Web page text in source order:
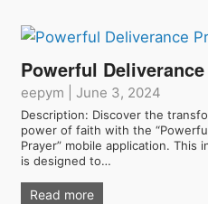
Powerful
eepym June 3, 2024
Description: Discover the
power of faith with the
Prayer” mobile application. This
is designed to…
Read more